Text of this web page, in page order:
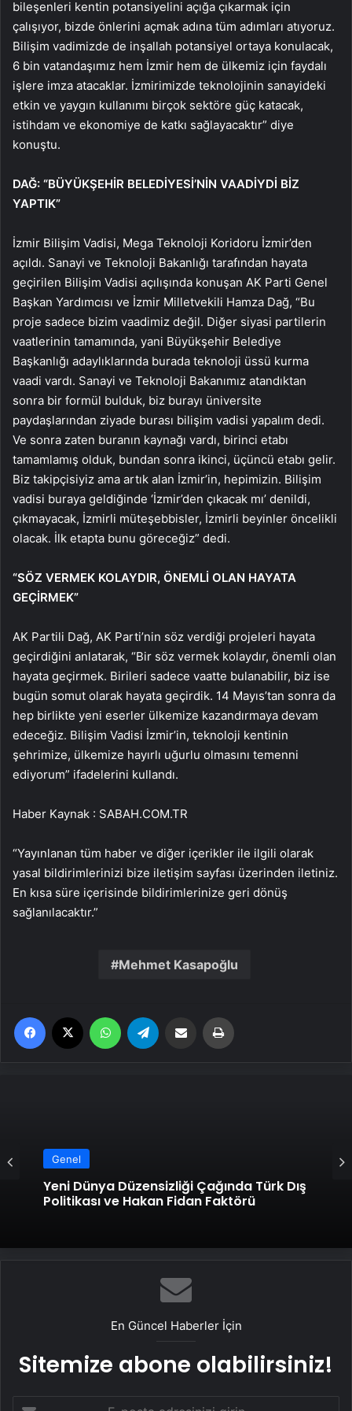
bileşenleri kentin potansiyelini açığa çıkarmak için
çalışıyor, bizde önlerini açmak adına tüm adımları atıyoruz.
Bilişim vadimizde de inşallah potansiyel ortaya konulacak,
6 bin vatandaşımız hem İzmir hem de ülkemiz için faydalı
işlere imza atacaklar. İzmirimizde teknolojinin sanayideki
etkin ve yaygın kullanımı birçok sektöre güç katacak,
istihdam ve ekonomiye de katkı sağlayacaktır” diye
konuştu.
DAĞ: “BÜYÜKŞEHİR BELEDİYESİ’NİN VAADİYDİ BİZ
YAPTIK”
İzmir Bilişim Vadisi, Mega Teknoloji Koridoru İzmir’den
açıldı. Sanayi ve Teknoloji Bakanlığı tarafından hayata
geçirilen Bilişim Vadisi açılışında konuşan AK Parti Genel
Başkan Yardımcısı ve İzmir Milletvekili Hamza Dağ, “Bu
proje sadece bizim vaadimiz değil. Diğer siyasi partilerin
vaatlerinin tamamında, yani Büyükşehir Belediye
Başkanlığı adaylıklarında burada teknoloji üssü kurma
vaadi vardı. Sanayi ve Teknoloji Bakanımız atandıktan
sonra bir formül bulduk, biz burayı üniversite
paydaşlarından ziyade burası bilişim vadisi yapalım dedi.
Ve sonra zaten buranın kaynağı vardı, birinci etabı
tamamlamış olduk, bundan sonra ikinci, üçüncü etabı gelir.
Biz takipçisiyiz ama artık alan İzmir’in, hepimizin. Bilişim
vadisi buraya geldiğinde ‘İzmir’den çıkacak mı’ denildi,
çıkmayacak, İzmirli müteşebbisler, İzmirli beyinler öncelikli
olacak. İlk etapta bunu göreceğiz” dedi.
“SÖZ VERMEK KOLAYDIR, ÖNEMLİ OLAN HAYATA
GEÇİRMEK”
AK Partili Dağ, AK Parti’nin söz verdiği projeleri hayata
geçirdiğini anlatarak, “Bir söz vermek kolaydır, önemli olan
hayata geçirmek. Birileri sadece vaatte bulanabilir, biz ise
bugün somut olarak hayata geçirdik. 14 Mayıs’tan sonra da
hep birlikte yeni eserler ülkemize kazandırmaya devam
edeceğiz. Bilişim Vadisi İzmir’in, teknoloji kentinin
şehrimize, ülkemize hayırlı uğurlu olmasını temenni
ediyorum” ifadelerini kullandı.
Haber Kaynak : SABAH.COM.TR
“Yayınlanan tüm haber ve diğer içerikler ile ilgili olarak
yasal bildirimlerinizi bize iletişim sayfası üzerinden iletiniz.
En kısa süre içerisinde bildirimlerinize geri dönüş
sağlanılacaktır.”
Mehmet Kasapoğlu
Facebook WhatsApp Email'den paylaş
Genel
Yeni Dünya Düzensizliği Çağında Türk Dış
Politikası ve Hakan Fidan Faktörü
En Güncel Haberler İçin
Sitemize abone olabilirsiniz!